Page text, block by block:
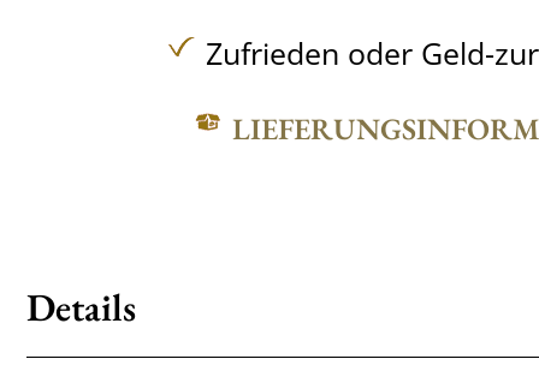
Zufrieden oder Geld-
Details